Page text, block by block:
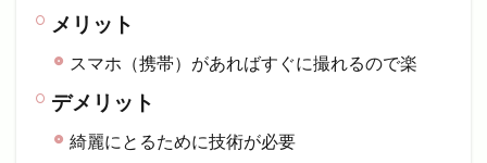
メリット
スマホ（携帯）があればすぐに撮れるので楽
デメリット
綺麗にとるために技術が必要